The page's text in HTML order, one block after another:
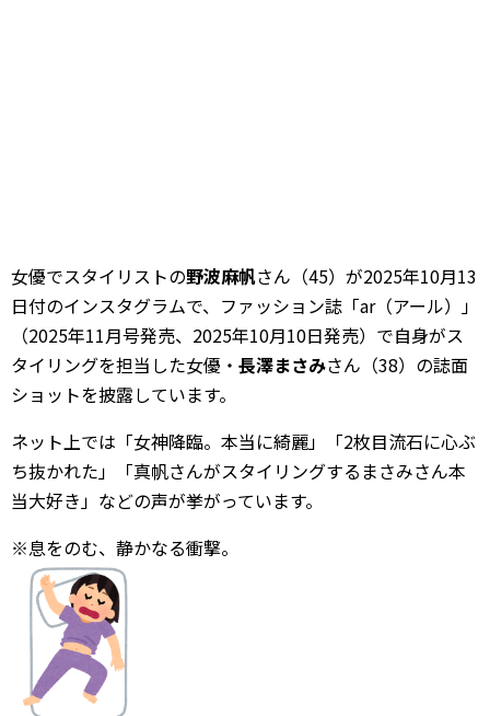
女優でスタイリストの野波麻帆さん（45）が2025年10月13
日付のインスタグラムで、ファッション誌「ar（アール）」
（2025年11月号発売、2025年10月10日発売）で自身がス
タイリングを担当した女優・ 長澤まさみさん（38）の誌面
ショットを披露しています。
ネット上では「女神降臨。本当に綺麗」「2枚目流石に心ぶ
ち抜かれた」「真帆さんがスタイリングするまさみさん本
当大好き」などの声が挙がっています。
※息をのむ、静かなる衝撃。